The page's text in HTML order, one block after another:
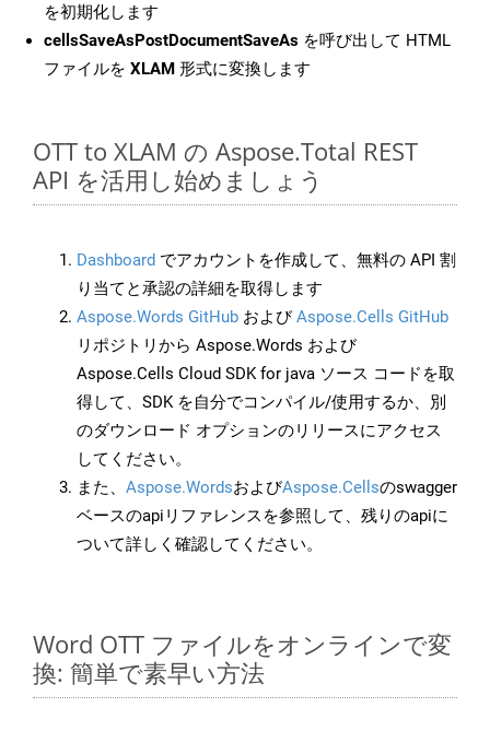
を初期化します
cellsSaveAsPostDocumentSaveAs を呼び出して HTML
ファイルを XLAM 形式に変換します
OTT to XLAM の Aspose.Total REST
API を活用し始めましょう
Dashboard でアカウントを作成して、無料の API 割
り当てと承認の詳細を取得します
Aspose.Words GitHub およびAspose.Cells GitHub
リポジトリから Aspose.Words および
Aspose.Cells Cloud SDK for java ソース コードを取
得して、SDK を自分でコンパイル/使用するか、別
のダウンロード オプションのリリースにアクセス
してください。
また、 Aspose.WordsおよびAspose.Cellsのswagger
ベースのapiリファレンスを参照して、残りのapiに
ついて詳しく確認してください。
Word OTT ファイルをオンラインで変
換: 簡単で素早い方法